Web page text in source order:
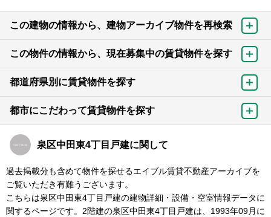
この建物の情報から、建物アーカイブ物件を再検索
この物件の情報から、現在募集中の賃貸物件を探す
都道府県別に賃貸物件を探す
都市にこだわって賃貸物件を探す
泉区中田東4丁目戸建に関して
過去掲載分も含めて物件を探せるエイブル賃貸不動産アーカイブを
ご覧いただき有難うございます。
こちらは泉区中田東4丁目戸建の建物詳細・設備・空室情報データに
関するページです。2階建の泉区中田東4丁目戸建は、1993年09月に